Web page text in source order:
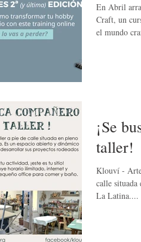
En Abril
Craft, un
el mundo
¡Se
taller!
Klouví - Arte
calle situada
La Latina....